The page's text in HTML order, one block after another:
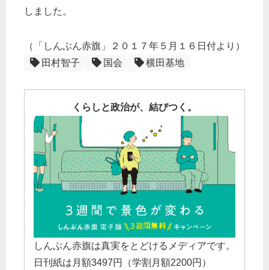
しました。
（「しんぶん赤旗」２０１７年５月１６日付より）
田村智子
国会 横田基地
くらしと政治が、結びつく。
しんぶん赤旗は真実をとどけるメディアです。
日刊紙は月額3497円（学割月額2200円）